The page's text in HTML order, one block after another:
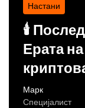
Настани
🕯️
Ерата
Марк
Специјалист